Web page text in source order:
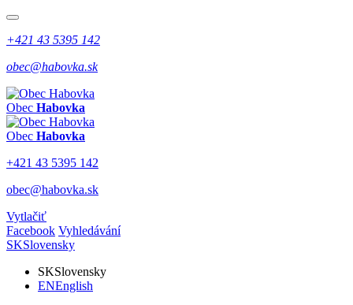
+421 43 5395 142
obec@habovka.sk
Obec Habovka
Obec Habovka
+421 43 5395 142
obec@habovka.sk
Vytlačiť
Facebook Vyhledávání
SKSlovensky
SKSlovensky
ENEnglish